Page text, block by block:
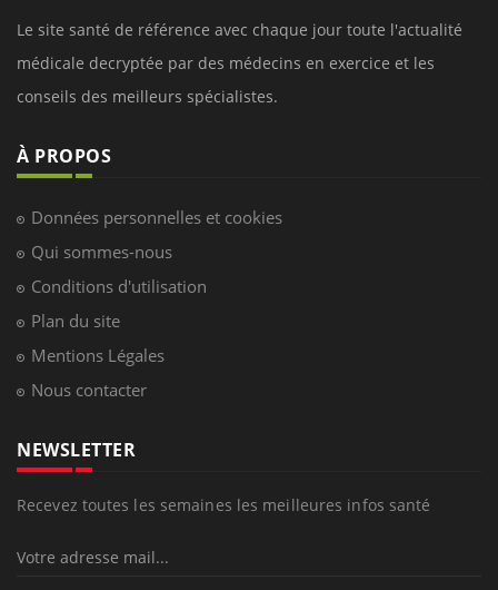
Le site santé de référence avec chaque jour toute l'actualité
médicale decryptée par des médecins en exercice et les
conseils des meilleurs spécialistes.
À PROPOS
Données personnelles et cookies
Qui sommes-nous
Conditions d'utilisation
Plan du site
Mentions Légales
Nous contacter
NEWSLETTER
Recevez toutes les semaines les meilleures infos santé